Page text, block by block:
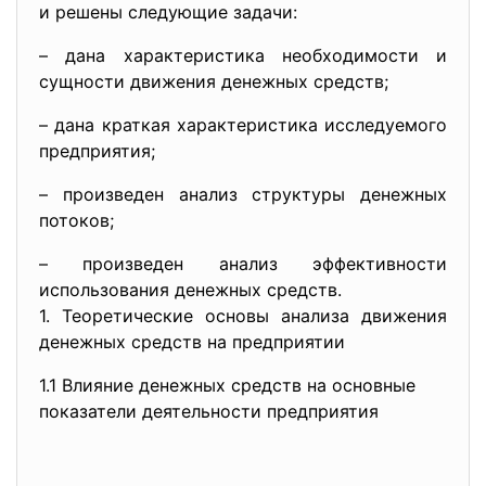
и решены следующие задачи:
– дана характеристика необходимости и
сущности движения денежных средств;
– дана краткая характеристика исследуемого
предприятия;
– произведен анализ структуры денежных
потоков;
– произведен анализ эффективности
использования денежных средств.
1. Теоретические основы анализа движения
денежных средств на предприятии
1.1 Влияние денежных средств на основные
показатели деятельности предприятия